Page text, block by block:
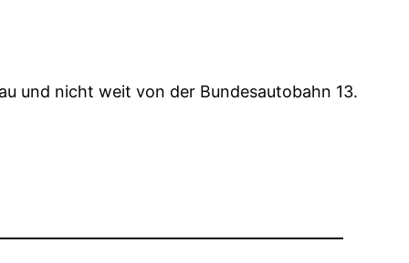
und nicht weit von der Bundesautobahn 13.